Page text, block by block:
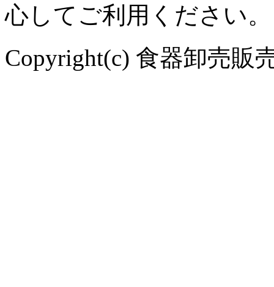
心してご利用ください。
Copyright(c) 食器卸売販